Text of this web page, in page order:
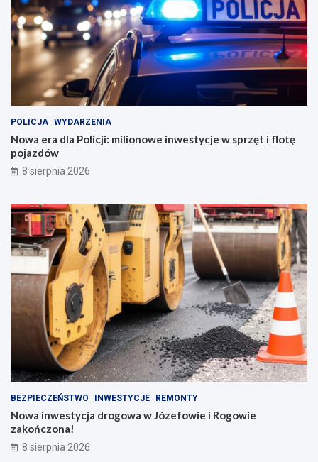
POLICJA WYDARZENIA
Nowa era dla Policji: milionowe inwestycje w sprzęt i flotę
pojazdów
8 sierpnia 2026
BEZPIECZEŃSTWO INWESTYCJE REMONTY
Nowa inwestycja drogowa w Józefowie i Rogowie
zakończona!
8 sierpnia 2026